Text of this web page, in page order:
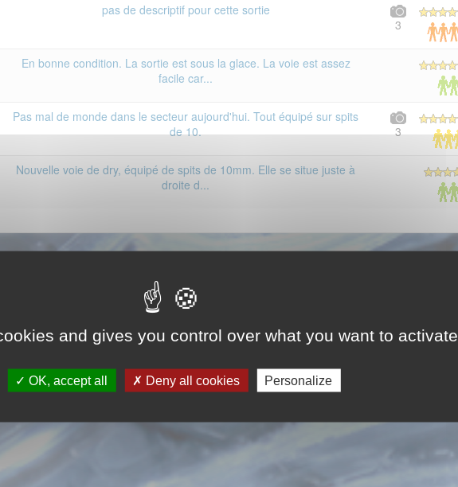
pas de descriptif pour cette sortie
3
En bonne condition. La sortie est sous la glace. La voie est assez
facile car...
Pas mal de monde dans le secteur aujourd'hui. Tout équipé sur spits
de 10.
3
Nouvelle voie de dry, équipé de spits de 10mm. Elle se situe juste à
droite d...
and gives you control over what you want to activate
OK, accept all Deny all cookies Personalize